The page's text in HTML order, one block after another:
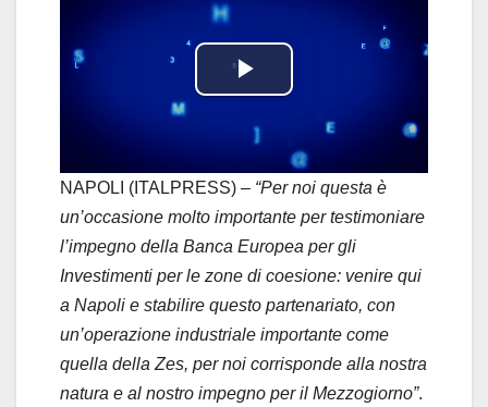
P
l
a
y
V
i
d
NAPOLI (ITALPRESS) – “Per noi questa è
un’occasione molto importante per testimoniare
l’impegno della Banca Europea per gli
Investimenti per le zone di coesione: venire qui
a Napoli e stabilire questo partenariato, con
un’operazione industriale importante come
quella della Zes, per noi corrisponde alla nostra
natura e al nostro impegno per il Mezzogiorno”.